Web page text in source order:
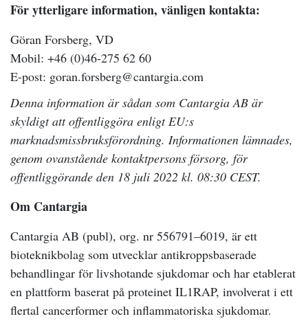
För ytterligare information, vänligen kontakta:
Göran Forsberg, VD
Mobil: +46 (0)46-275 62 60
E-post: goran.forsberg@cantargia.com
Denna information är sådan som Cantargia AB är
skyldigt att offentliggöra enligt EU:s
marknadsmissbruksförordning. Informationen lämnades,
genom ovanstående kontaktpersons försorg, för
offentliggörande den 18 juli 2022 kl. 08:30 CEST.
Om Cantargia
Cantargia AB (publ), org. nr 556791–6019, är ett
bioteknikbolag som utvecklar antikroppsbaserade
behandlingar för livshotande sjukdomar och har etablerat
en plattform baserat på proteinet IL1RAP, involverat i ett
flertal cancerformer och inflammatoriska sjukdomar.